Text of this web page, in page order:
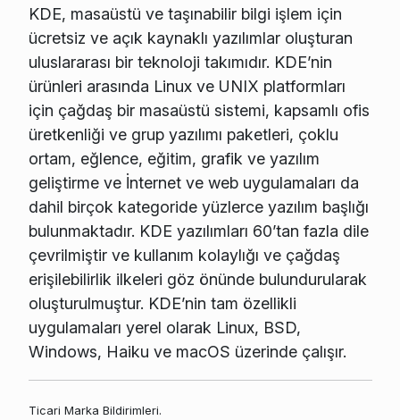
KDE, masaüstü ve taşınabilir bilgi işlem için
ücretsiz ve açık kaynaklı yazılımlar oluşturan
uluslararası bir teknoloji takımıdır. KDE’nin
ürünleri arasında Linux ve UNIX platformları
için çağdaş bir masaüstü sistemi, kapsamlı ofis
üretkenliği ve grup yazılımı paketleri, çoklu
ortam, eğlence, eğitim, grafik ve yazılım
geliştirme ve İnternet ve web uygulamaları da
dahil birçok kategoride yüzlerce yazılım başlığı
bulunmaktadır. KDE yazılımları 60’tan fazla dile
çevrilmiştir ve kullanım kolaylığı ve çağdaş
erişilebilirlik ilkeleri göz önünde bulundurularak
oluşturulmuştur. KDE’nin tam özellikli
uygulamaları yerel olarak Linux, BSD,
Windows, Haiku ve macOS üzerinde çalışır.
Ticari Marka Bildirimleri.